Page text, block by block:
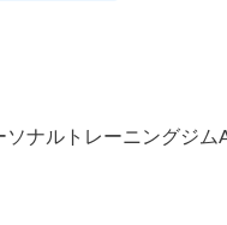
ナルトレーニングジム